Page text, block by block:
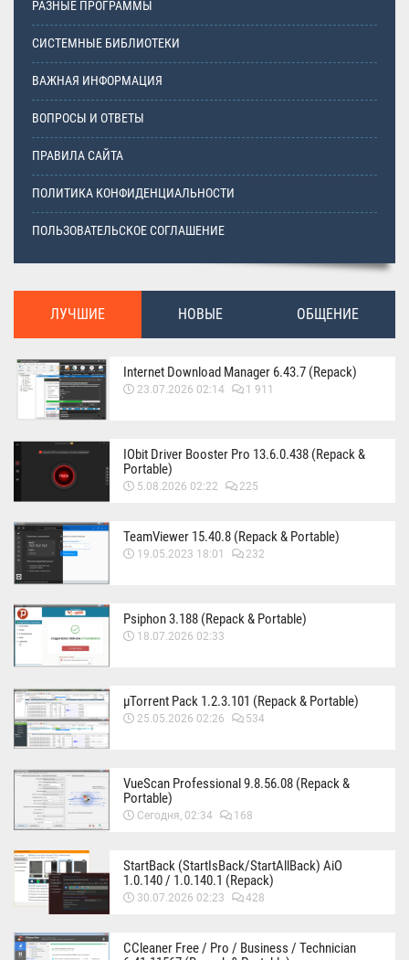
РАЗНЫЕ ПРОГРАММЫ
СИСТЕМНЫЕ БИБЛИОТЕКИ
ВАЖНАЯ ИНФОРМАЦИЯ
ВОПРОСЫ И ОТВЕТЫ
ПРАВИЛА САЙТА
ПОЛИТИКА КОНФИДЕНЦИАЛЬНОСТИ
ПОЛЬЗОВАТЕЛЬСКОЕ СОГЛАШЕНИЕ
ЛУЧШИЕ НОВЫЕ ОБЩЕНИЕ
Internet Download Manager 6.43.7 (Repack)
23.07.2026 02:14 1 911
IObit Driver Booster Pro 13.6.0.438 (Repack &
Portable)
5.08.2026 02:22 225
TeamViewer 15.40.8 (Repack & Portable)
19.05.2023 18:01 232
Psiphon 3.188 (Repack & Portable)
18.07.2026 02:33
µTorrent Pack 1.2.3.101 (Repack & Portable)
25.05.2026 02:26 534
VueScan Professional 9.8.56.08 (Repack &
Portable)
Сегодня, 02:34 168
StartBack (StartIsBack/StartAllBack) AiO
1.0.140 / 1.0.140.1 (Repack)
30.07.2026 02:23 428
CCleaner Free / Pro / Business / Technician